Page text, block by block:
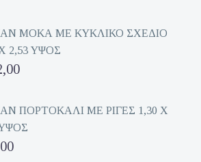
ΜΟΚΑ ΜΕ ΚΥΚΛΙΚΟ ΣΧΕΔΙΟ
2,53 ΥΨΟΣ
ΠΟΡΤΟΚΑΛΙ ΜΕ ΡΙΓΕΣ 1,30 Χ
ΥΨΟΣ